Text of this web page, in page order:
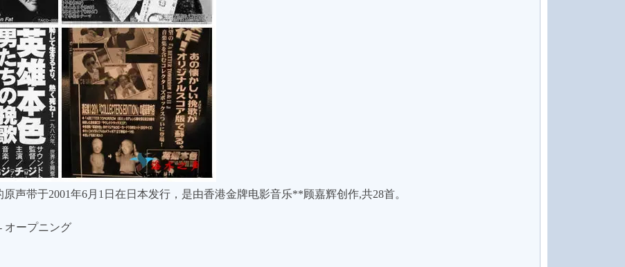
原声带于2001年6月1日在日本发行，是由香港金牌电影音乐**顾嘉辉创作,共28首。
オープニング